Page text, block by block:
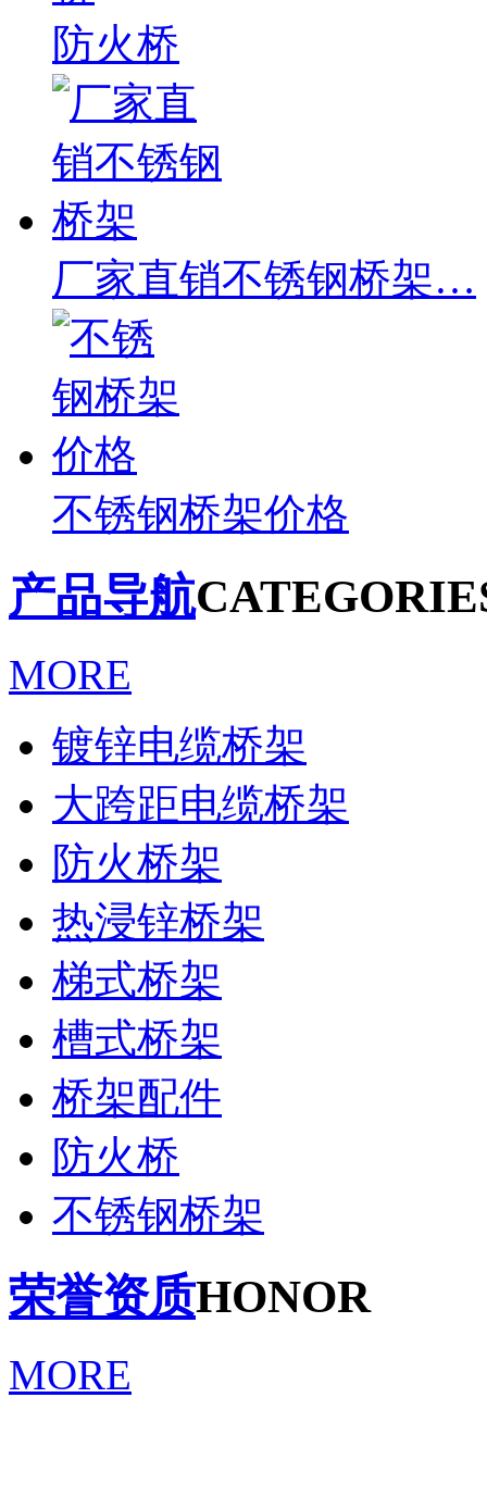
防火桥
厂家直销不锈钢桥架…
不锈钢桥架价格
产品导航
MORE
镀锌电缆桥架
大跨距电缆桥架
防火桥架
热浸锌桥架
梯式桥架
槽式桥架
桥架配件
防火桥
不锈钢桥架
荣誉资质HONOR
MORE